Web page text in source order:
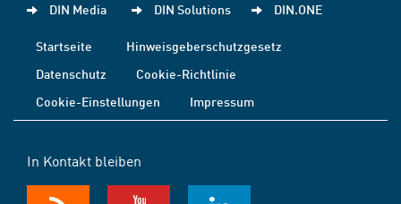
DIN Media DIN Solutions DIN.ONE
Startseite
Hinweisgeberschutzgesetz
Datenschutz
Cookie-Richtlinie
Cookie-Einstellungen
Impressum
In Kontakt bleiben